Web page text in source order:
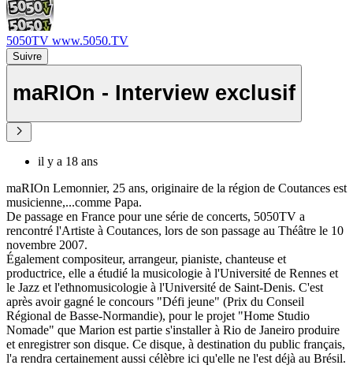
5050TV www.5050.TV
Suivre
maRIOn - Interview exclusif
il y a 18 ans
maRIOn Lemonnier, 25 ans, originaire de la région de Coutances est
musicienne,...comme Papa.
De passage en France pour une série de concerts, 5050TV a
rencontré l'Artiste à Coutances, lors de son passage au Théâtre le 10
novembre 2007.
Également compositeur, arrangeur, pianiste, chanteuse et
productrice, elle a étudié la musicologie à l'Université de Rennes et
le Jazz et l'ethnomusicologie à l'Université de Saint-Denis. C'est
après avoir gagné le concours "Défi jeune" (Prix du Conseil
Régional de Basse-Normandie), pour le projet "Home Studio
Nomade" que Marion est partie s'installer à Rio de Janeiro produire
et enregistrer son disque. Ce disque, à destination du public français,
l'a rendra certainement aussi célèbre ici qu'elle ne l'est déjà au Brésil.